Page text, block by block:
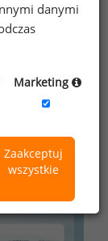
- 2.7
portalu w
wymaga
danymi
Marketing
Zaakceptuj
wszystkie